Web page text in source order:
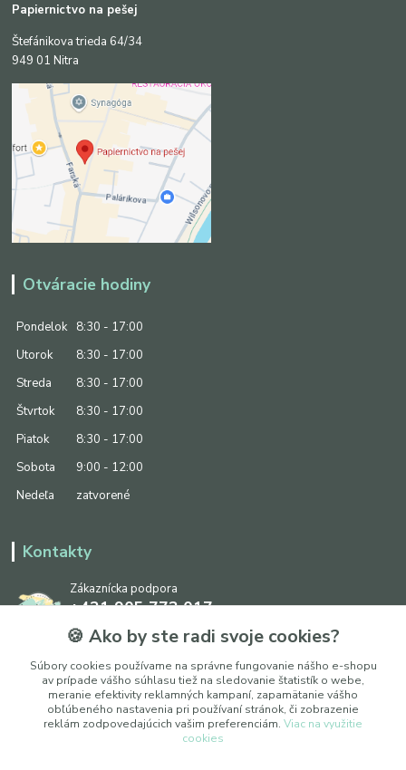
Papiernictvo na pešej
Štefánikova trieda 64/34
949 01 Nitra
Otváracie hodiny
Pondelok
8:30 - 17:00
Utorok
8:30 - 17:00
Streda
8:30 - 17:00
Štvrtok
8:30 - 17:00
Piatok
8:30 - 17:00
Sobota
9:00 - 12:00
Nedeľa
zatvorené
Kontakty
Zákaznícka podpora
+421 905 773 017
(Po-Pia, 8:30 - 17:00, So: 9:00 - 12:00)
info@ipapier.sk
🍪 Ako by ste radi svoje cookies?
Súbory cookies používame na správne fungovanie nášho e-shopu
av prípade vášho súhlasu tiež na sledovanie štatistík o webe,
meranie efektivity reklamných kampaní, zapamätanie vášho
obľúbeného nastavenia pri používaní stránok, či zobrazenie
reklám zodpovedajúcich vašim preferenciám. Viac na využitie
cookies